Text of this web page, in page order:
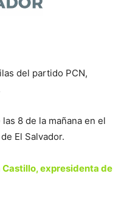
del partido PCN,
8 de la mañana en el
El Salvador.
Castillo, expresidenta de